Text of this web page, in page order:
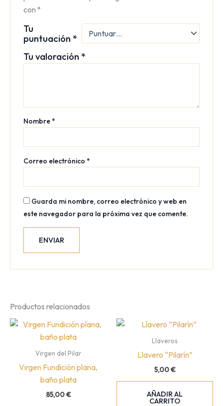
con *
Tu
puntuación *
Tu valoración *
Nombre*
Correo electrónico *
Guarda mi nombre, correo electrónico y web en
este navegador para la próxima vez que comente.
Productos relacionados
Virgen del Pilar
Virgen Fundición plana,
baño plata
85,00€
Llaveros
Llavero “Pilarín”
5,00€
AÑADIR AL
CARRITO